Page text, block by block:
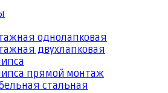
однолапковая
двухлапковая
прямой монтаж
стальная